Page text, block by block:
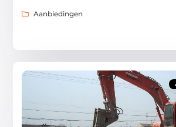
Aanbiedingen